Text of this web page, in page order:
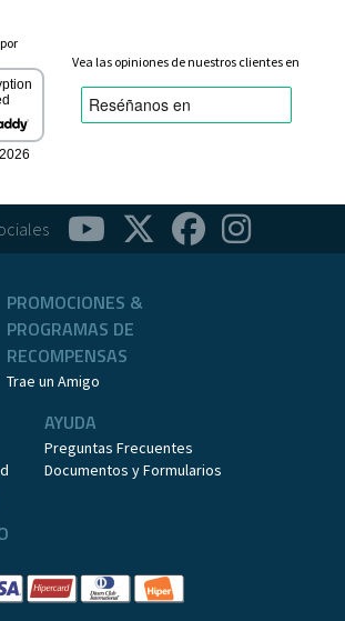
Vea las opiniones de nuestros clientes en
PROMOCIONES &
PROGRAMAS DE
RECOMPENSAS
Trae un Amigo
AYUDA
Preguntas Frecuentes
Documentos y Formularios